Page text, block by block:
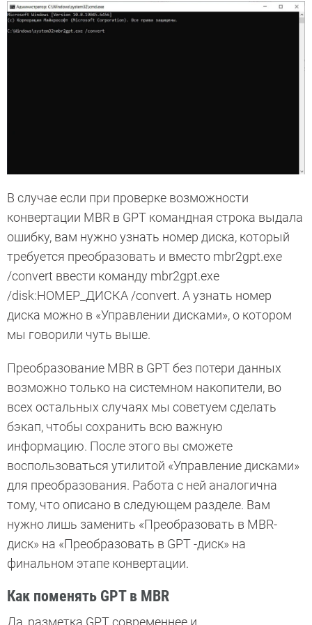
В случае если при проверке возможности
конвертации MBR в GPT командная строка выдала
ошибку, вам нужно узнать номер диска, который
требуется преобразовать и вместо mbr2gpt.exe
/convert ввести команду mbr2gpt.exe
/disk:НОМЕР_ДИСКА /convert. А узнать номер
диска можно в «Управлении дисками», о котором
мы говорили чуть выше.
Преобразование MBR в GPT без потери данных
возможно только на системном накопители, во
всех остальных случаях мы советуем сделать
бэкап, чтобы сохранить всю важную
информацию. После этого вы сможете
воспользоваться утилитой «Управление дисками»
для преобразования. Работа с ней аналогична
тому, что описано в следующем разделе. Вам
нужно лишь заменить «Преобразовать в MBR-
диск» на «Преобразовать в GPT -диск» на
финальном этапе конвертации.
Как поменять GPT в MBR
Да, разметка GPT современнее и